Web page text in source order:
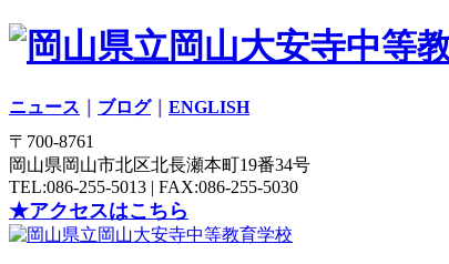
ニュース ブログ｜ ENGLISH
〒700-8761
岡山県岡山市北区北長瀬本町19番34号
TEL:086-255-5013 | FAX:086-255-5030
★アクセスはこちら